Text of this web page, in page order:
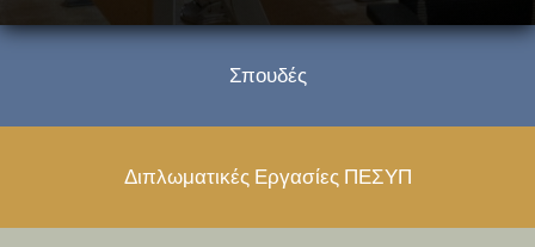
Σπουδές
Διπλωματικές Εργασίες ΠΕΣΥΠ